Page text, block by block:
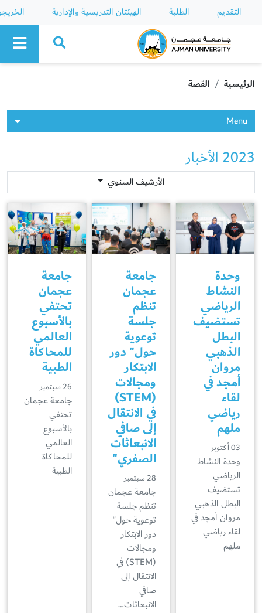
التقديم الطلبة الهيئتان التدريسية والإدارية
Ajman University
الرئيسية القصة
Menu
2023 الأخبار
الأرشيف السنوي
وحدة
النشاط
الرياضي
تستضيف
البطل
الذهبي
مروان
أمجد في
لقاء
رياضي
ملهم
03 أكتوبر
وحدة النشاط
الرياضي
تستضيف
البطل الذهبي
مروان أمجد في
لقاء رياضي
ملهم
جامعة
عجمان
تنظم
جلسة
توعوية
حول" دور
الابتكار
ومجالات
(STEM)
في الانتقال
إلى صافي
الانبعاثات
الصفري"
28 سبتمبر
جامعة عجمان
تنظم جلسة
توعوية حول"
دور الابتكار
ومجالات
(STEM) في
الانتقال إلى
صافي
الانبعاثات…
جامعة
عجمان
تحتفي
بالأسبوع
العالمي
للمحاكاة
الطبية
26 سبتمبر
جامعة عجمان
تحتفي
بالأسبوع
العالمي
للمحاكاة
الطبية